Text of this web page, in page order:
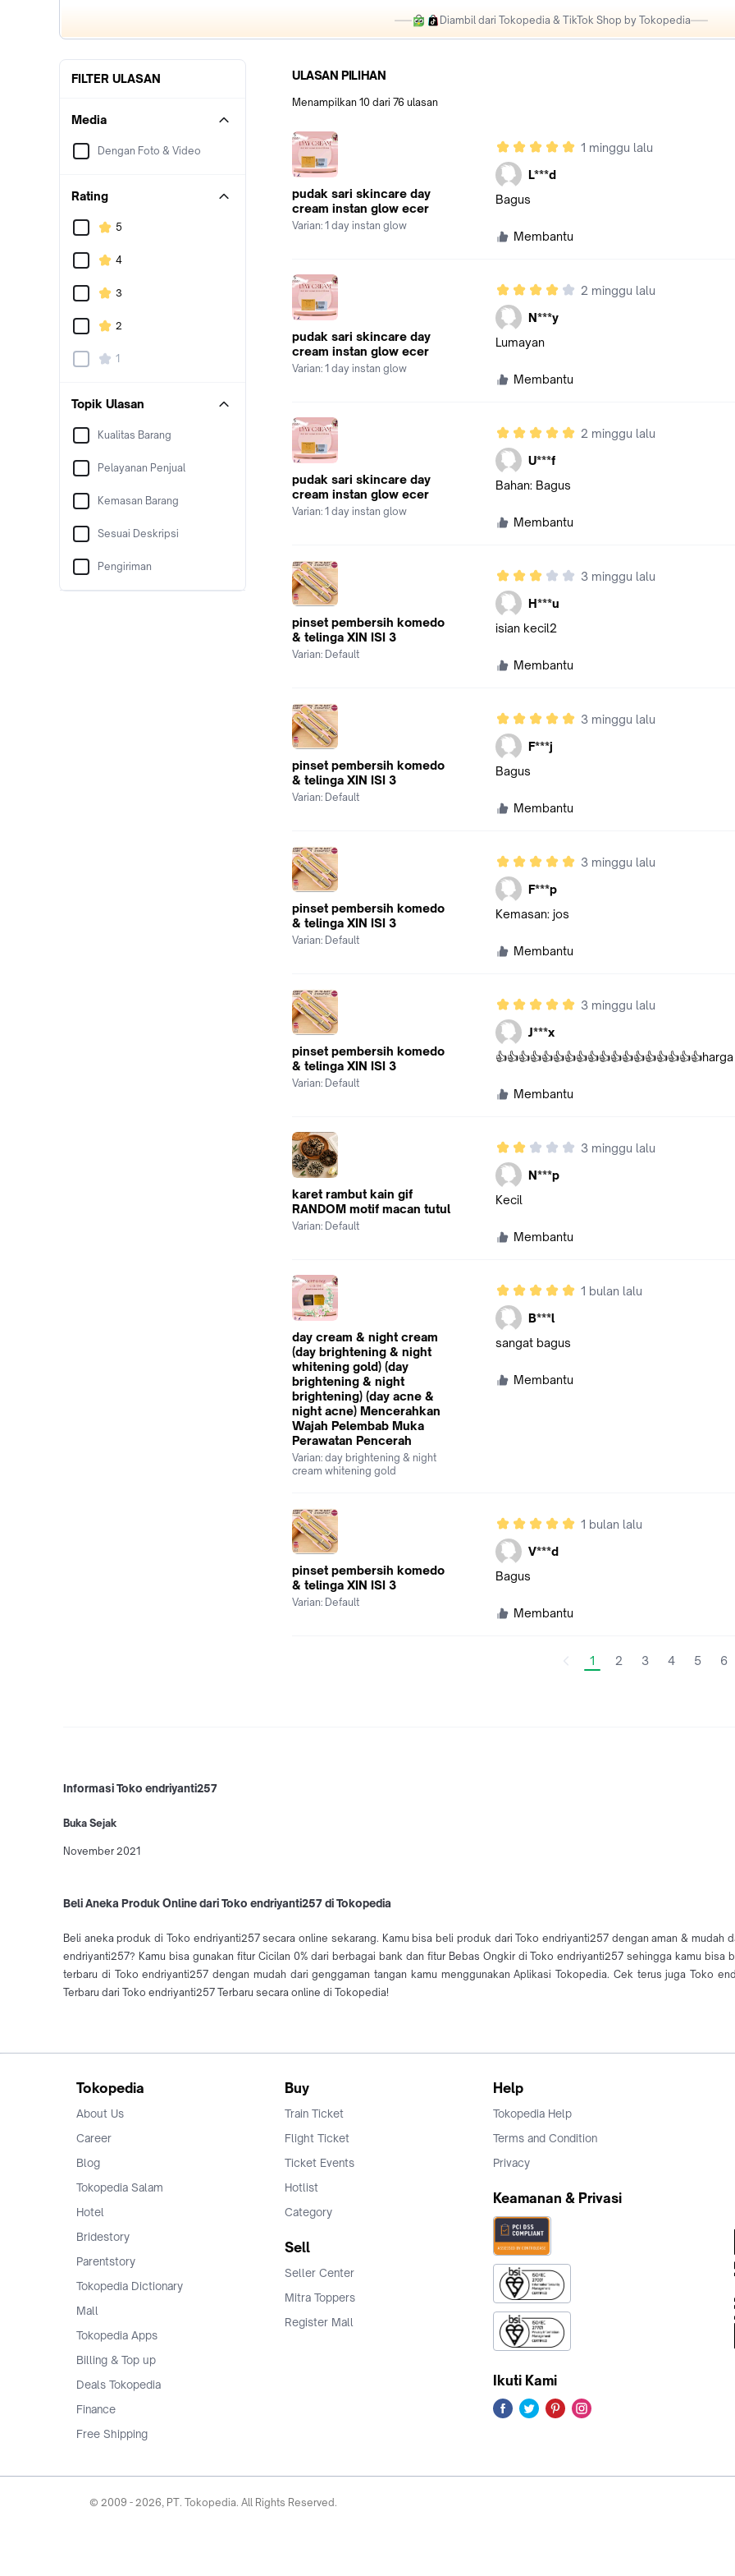
Diambil dari Tokopedia & TikTok Shop by Tokopedia
FILTER ULASAN
Media
Dengan Foto & Video
Rating
5
4
3
2
1
Topik Ulasan
Kualitas Barang
Pelayanan Penjual
Kemasan Barang
Sesuai Deskripsi
Pengiriman
ULASAN PILIHAN
Menampilkan 10 dari 76 ulasan
pudak sari skincare day
cream instan glow ecer
Varian: 1 day instan glow
1 minggu lalu
L***d
Bagus
Membantu
pudak sari skincare day
cream instan glow ecer
Varian: 1 day instan glow
2 minggu lalu
N***y
Lumayan
Membantu
pudak sari skincare day
cream instan glow ecer
Varian: 1 day instan glow
2 minggu lalu
U***f
Bahan: Bagus
Membantu
pinset pembersih komedo
& telinga XIN ISI 3
Varian: Default
3 minggu lalu
H***u
isian kecil2
Membantu
pinset pembersih komedo
& telinga XIN ISI 3
Varian: Default
3 minggu lalu
F***j
Bagus
Membantu
pinset pembersih komedo
& telinga XIN ISI 3
Varian: Default
3 minggu lalu
F***p
Kemasan: jos
Membantu
pinset pembersih komedo
& telinga XIN ISI 3
Varian: Default
3 minggu lalu
J***x
Membantu
karet rambut kain gif
RANDOM motif macan tutul
Varian: Default
3 minggu lalu
N***p
Kecil
Membantu
day cream & night cream
(day brightening & night
whitening gold) (day
brightening & night
brightening) (day acne &
night acne) Mencerahkan
Wajah Pelembab Muka
Perawatan Pencerah
Varian: day brightening & night
cream whitening gold
1 bulan lalu
B***l
sangat bagus
Membantu
pinset pembersih komedo
& telinga XIN ISI 3
Varian: Default
1 bulan lalu
V***d
Bagus
Membantu
1 2 3 4 5 6
Informasi Toko endriyanti257
Buka Sejak
November 2021
Beli Aneka Produk Online dari Toko endriyanti257 di Tokopedia
Beli aneka produk di Toko endriyanti257 secara online sekarang. Kamu bisa beli produk dari Toko endriyanti257 dengan aman & mudah
endriyanti257? Kamu bisa gunakan fitur Cicilan 0% dari berbagai bank dan fitur Bebas Ongkir di Toko endriyanti257 sehingga kamu
terbaru di Toko endriyanti257 dengan mudah dari genggaman tangan kamu menggunakan Aplikasi Tokopedia. Cek terus juga Toko
Terbaru dari Toko endriyanti257 Terbaru secara online di Tokopedia!
Tokopedia
About Us
Career
Blog
Tokopedia Salam
Hotel
Bridestory
Parentstory
Tokopedia Dictionary
Mall
Tokopedia Apps
Billing & Top up
Deals Tokopedia
Finance
Free Shipping
Buy
Train Ticket
Flight Ticket
Ticket Events
Hotlist
Category
Sell
Seller Center
Mitra Toppers
Register Mall
Help
Tokopedia Help
Terms and Condition
Privacy
Keamanan & Privasi
Ikuti Kami
© 2009 - 2026, PT. Tokopedia. All Rights Reserved.